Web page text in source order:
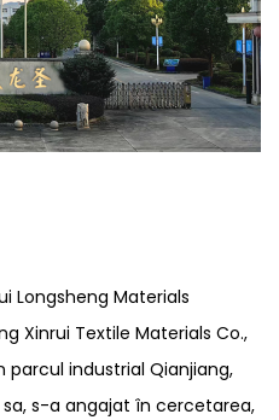
Longsheng Materials
Xinrui Textile Materials Co.,
industrial Qianjiang,
s-a angajat în cercetarea,